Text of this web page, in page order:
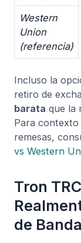
Western
Union
(referencia)
Incluso la
retiro de
barata que la
Para
remesas,
vs Western
Tron
de Banda